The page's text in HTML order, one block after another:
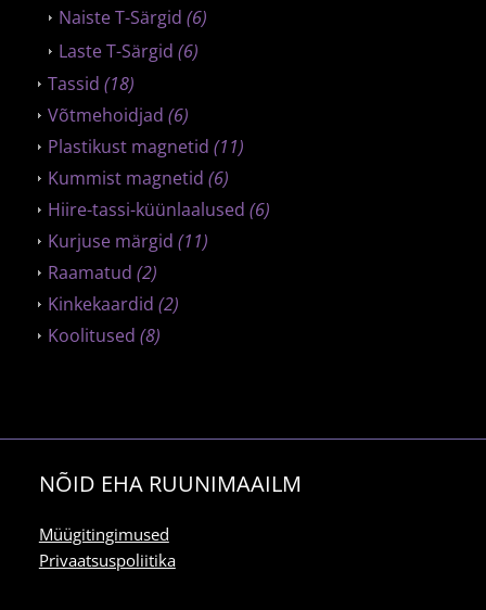
Naiste T-Särgid (6)
Laste T-Särgid (6)
Tassid (18)
Võtmehoidjad (6)
Plastikust magnetid (11)
Kummist magnetid (6)
Hiire-tassi-küünlaalused (6)
Kurjuse märgid (11)
Raamatud (2)
Kinkekaardid (2)
Koolitused (8)
NÕID EHA RUUNIMAAILM
Müügitingimused
Privaatsuspoliitika